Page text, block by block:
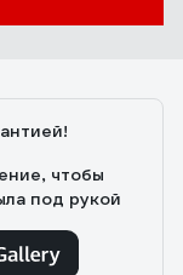
чтобы
под рукой